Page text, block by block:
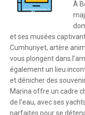
À
et ses musées
Cumhuriyet, artère
vous plongent dans
également un lieu
et dénicher des
Marina offre un cadre
de l’eau, avec ses
parfaites pour se